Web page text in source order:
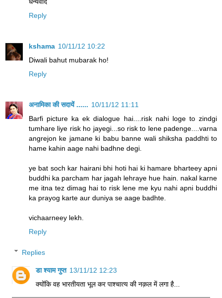
Reply
kshama 10/11/12 10:22
Diwali bahut mubarak ho!
Reply
अनामिका की सदायें ...... 10/11/12 11:11
Barfi picture ka ek dialogue hai....risk nahi loge to zindgi
tumhare liye risk ho jayegi...so risk to lene padenge....varna
angrejon ke jamane ki babu banne wali shiksha paddhti to
hame kahin aage nahi badhne degi.
ye bat soch kar hairani bhi hoti hai ki hamare bharteey apni
buddhi ka parcham har jagah lehraye hue hain. nakal karne
me itna tez dimag hai to risk lene me kyu nahi apni buddhi
ka prayog karte aur duniya se aage badhte.
vichaarneey lekh.
Reply
Replies
डा श्याम गुप्त 13/11/12 12:23
क्योंकि वह भारतीयता भूल कर पाश्चात्य की नक़ल में लगा है...